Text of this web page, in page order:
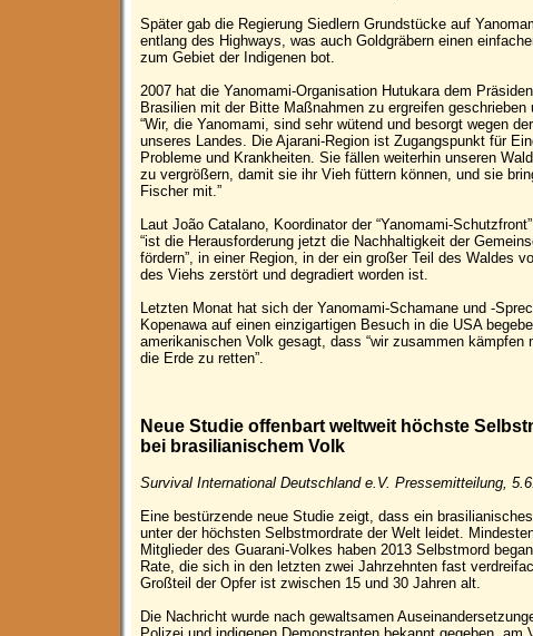
Später gab die Regierung Siedlern Grundstücke auf
entlang des Highways, was auch Goldgräbern einen
zum Gebiet der Indigenen bot.
2007 hat die Yanomami-Organisation Hutukara dem
Brasilien mit der Bitte Maßnahmen zu ergreifen geschrieben
“Wir, die Yanomami, sind sehr wütend und besorgt wegen
unseres Landes. Die Ajarani-Region ist Zugangspunkt für
Probleme und Krankheiten. Sie fällen weiterhin unseren
zu vergrößern, damit sie ihr Vieh füttern können, und sie
Fischer mit.”
Laut João Catalano, Koordinator der “Yanomami-
“ist die Herausforderung jetzt die Nachhaltigkeit der
fördern”, in einer Region, in der ein großer Teil des Waldes
des Viehs zerstört und degradiert worden ist.
Letzten Monat hat sich der Yanomami-Schamane und -
Kopenawa auf einen einzigartigen Besuch in die USA
amerikanischen Volk gesagt, dass “wir zusammen kämpfen
die Erde zu retten”.
Neue Studie offenbart weltweit höchste
bei brasilianischem Volk
Survival International Deutschland e.V. Pressemitteilung,
Eine bestürzende neue Studie zeigt, dass ein
unter der höchsten Selbstmordrate der Welt leidet.
Mitglieder des Guarani-Volkes haben 2013 Selbstmord
Rate, die sich in den letzten zwei Jahrzehnten fast
Großteil der Opfer ist zwischen 15 und 30 Jahren alt.
Die Nachricht wurde nach gewaltsamen